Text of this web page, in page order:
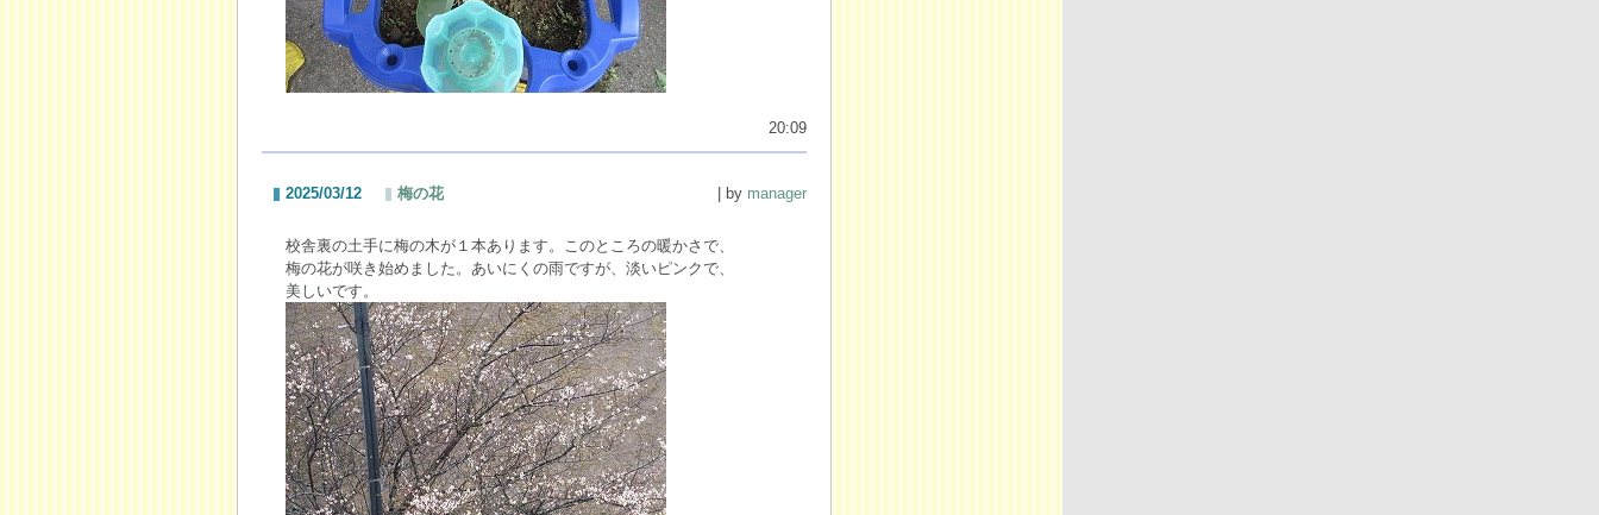
20:09
2025/03/12 梅の花 | by manager
校舎裏の土手に梅の木が１本あります。このところの暖かさで、
梅の花が咲き始めました。あいにくの雨ですが、淡いピンクで、
美しいです。